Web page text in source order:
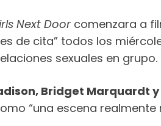
Next Door comenzara a
de cita” todos los
sexuales en grupo.
Bridget Marquardt
“una escena realmente